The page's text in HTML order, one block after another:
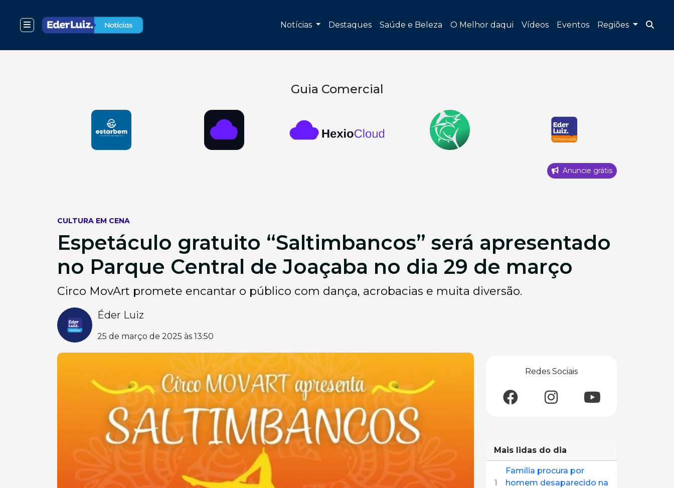
Notícias Destaques Saúde e Beleza O Melhor daqui Vídeos Eventos Regiões
Guia Comercial
Anuncie grátis
CULTURA EM CENA
Espetáculo gratuito “Saltimbancos” será apresentado
no Parque Central de Joaçaba no dia 29 de março
Circo MovArt promete encantar o público com dança, acrobacias e muita diversão.
Éder Luiz
25 de março de 2025 às 13:50
Redes Sociais
Mais lidas do dia
1
Família procura por
homem desaparecido na